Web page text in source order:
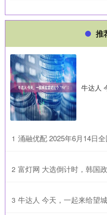
推
牛达人
1 涌融优配 2025年6月14日
2 富灯网 大选倒计时，韩国
3 牛达人 今天，一起来给望城